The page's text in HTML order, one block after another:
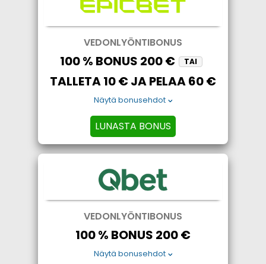
VEDONLYÖNTIBONUS
100 % BONUS 200 € TAI
TALLETA 10 € JA PELAA 60 €
Näytä bonusehdot
LUNASTA BONUS
VEDONLYÖNTIBONUS
100 % BONUS 200 €
Näytä bonusehdot